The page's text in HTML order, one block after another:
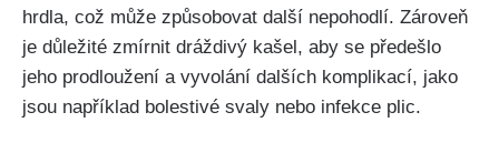
‍hrdla, což může ⁤způsobovat další nepohodlí. Zároveň
je důležité zmírnit dráždivý kašel, aby ​se předešlo
jeho prodloužení a ‌vyvolání‍ dalších komplikací,⁤ jako
jsou například bolestivé svaly ‌nebo infekce plic.